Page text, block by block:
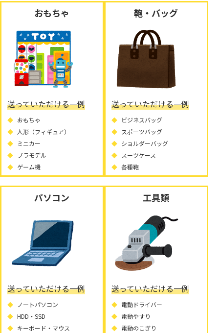
おもちゃ
送っていただける一例
おもちゃ
人形（フィギュア）
ミニカー
プラモデル
ゲーム機
鞄・バッグ
送っていただける一例
ビジネスバッグ
スポーツバッグ
ショルダーバッグ
スーツケース
各種鞄
パソコン
送っていただける一例
ノートパソコン
HDD・SSD
キーボード・マウス
工具類
送っていただける一例
電動ドライバー
電動やすり
電動のこぎり